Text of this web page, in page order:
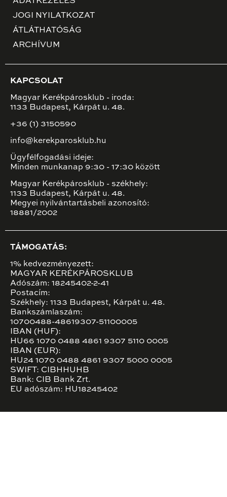
JOGI NYILATKOZAT
ÁTLÁTHATÓSÁG
ARCHÍVUM
KAPCSOLAT
Magyar Kerékpárosklub - iroda:
1133 Budapest, Kárpát u. 48.
+36 (1) 3150590
info@kerekparosklub.hu
Ügyfélfogadási ideje:
Minden munkanap 9:30 - 17:30 között
Magyar Kerékpárosklub - székhely:
1133 Budapest, Kárpát u. 48.
Megyei nyilvántartásbeli azonosító:
18881/2002
TÁMOGATÁS:
1% kedvezményezett:
MAGYAR KERÉKPÁROSKLUB
Adószám: 18245402-2-41
Postacím:
Székhely: 1133 Budapest, Kárpát u. 48.
Bankszámlaszám:
10700488-48619307-51100005
IBAN (HUF):
HU66 1070 0488 4861 9307 5110 0005
IBAN (EUR):
HU24 1070 0488 4861 9307 5000 0005
SWIFT: CIBHHUHB
Bank: CIB Bank Zrt.
EU adószám: HU18245402